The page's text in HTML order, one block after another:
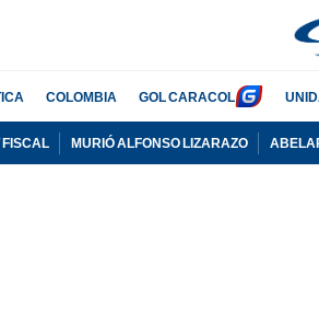
COLOMBIA GOL CARACOL
FISCAL MURIÓ ALFONSO LIZARAZO